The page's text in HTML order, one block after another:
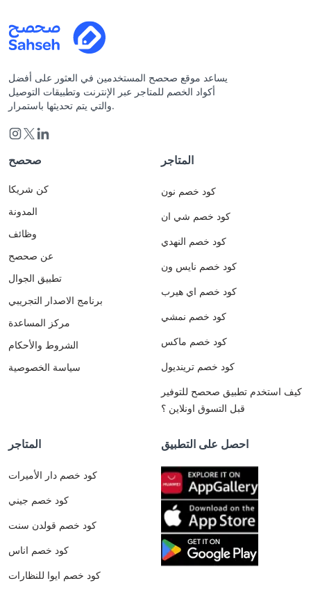
يساعد موقع صحصح المستخدمين في العثور على أفضل
أكواد الخصم للمتاجر عبر الإنترنت وتطبيقات التوصيل
والتي يتم تحديثها باستمرار.
صحصح
كن شريكا
المدونة
وظائف
عن صحصح
تطبيق الجوال
برنامج الاصدار التجريبي
مركز المساعدة
الشروط والأحكام
سياسة الخصوصية
المتاجر
كود خصم نون
كود خصم شي ان
كود خصم النهدي
كود خصم نايس ون
كود خصم اي هيرب
كود خصم نمشي
كود خصم ماكس
كود خصم ترينديول
كيف استخدم تطبيق صحصح للتوفير
قبل التسوق اونلاين ؟
المتاجر
كود خصم دار الأميرات
كود خصم جيني
كود خصم قولدن سنت
كود خصم اناس
كود خصم ايوا للنظارات
احصل على التطبيق